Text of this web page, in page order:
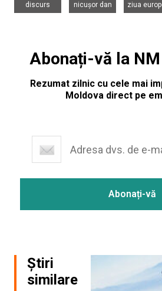
discurs
nicușor dan
ziua
Abonați-vă la
Rezumat zilnic cu cele mai
Moldova direct pe
Știri
similare